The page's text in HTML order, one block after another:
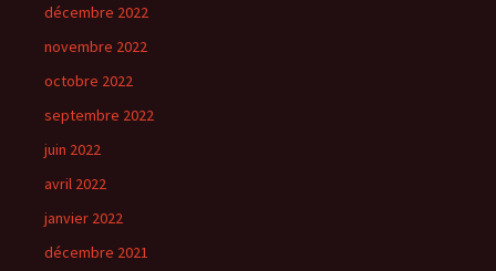
décembre 2022
novembre 2022
octobre 2022
septembre 2022
juin 2022
avril 2022
janvier 2022
décembre 2021